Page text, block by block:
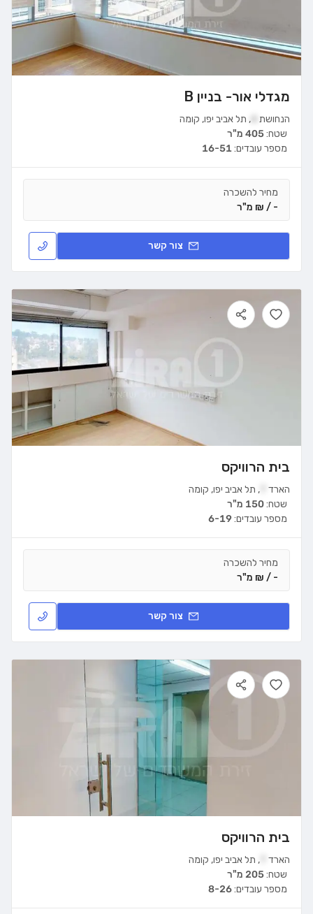
מגדלי אור- בניין B
הנחושת , תל אביב יפו, קומה
שטח:405 מ"ר
מספר עובדים:16-51
מחיר להשכרה
- / ₪ מ"ר
צור קשר
בית הרוויקס
הארד , תל אביב יפו, קומה
שטח:150 מ"ר
מספר עובדים:6-19
מחיר להשכרה
- / ₪ מ"ר
צור קשר
בית הרוויקס
הארד , תל אביב יפו, קומה
שטח:205 מ"ר
מספר עובדים:8-26